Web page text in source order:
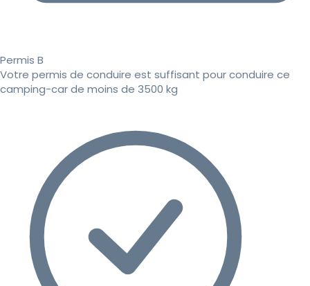
Permis B
Votre permis de conduire est suffisant pour conduire ce
camping-car de moins de 3500 kg